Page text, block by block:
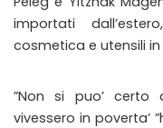
importati
cosmetica e utensili
”Non si puo’
vivessero in poverta’